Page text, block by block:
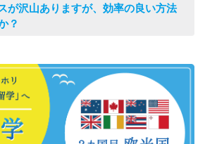
が沢山ありますが、効率の良い方法
？